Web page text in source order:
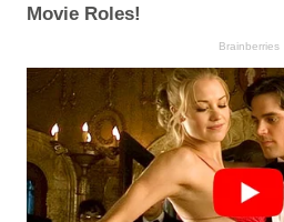
Movie Roles!
Brainberries